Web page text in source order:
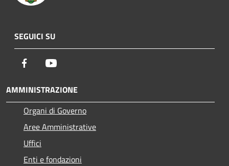
SEGUICI SU
Facebook
AMMINISTRAZIONE
Organi di Governo
Aree Amministrative
Uffici
Enti e fondazioni